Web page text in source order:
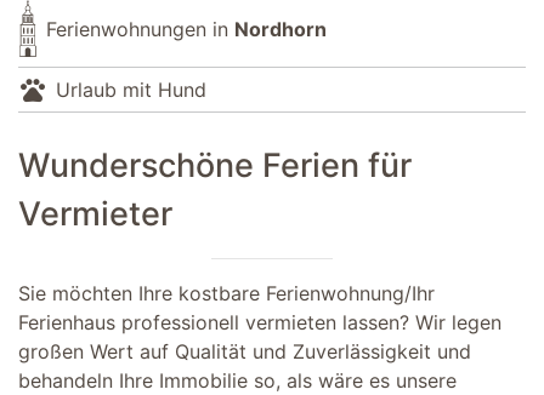
Ferienwohnungen in Nordhorn
pets Urlaub mit Hund
Wunderschöne Ferien für
Vermieter
Sie möchten Ihre kostbare Ferienwohnung/Ihr
Ferienhaus professionell vermieten lassen? Wir legen
großen Wert auf Qualität und Zuverlässigkeit und
behandeln Ihre Immobilie so, als wäre es unsere